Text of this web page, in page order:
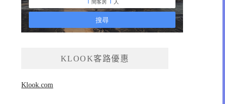
KLOOK客路優惠
Klook.com